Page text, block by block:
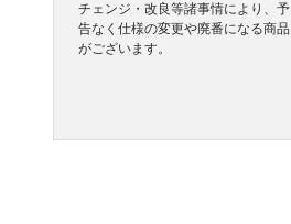
チェンジ・改良等諸事情により、予
告なく仕様の変更や廃番になる商品
がございます。